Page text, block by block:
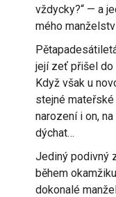
vždycky?“ — a
mého
její zeť přišel do
Když však u
stejné
narození i on,
dýchat…
Jediný podivný
během
dokonalé